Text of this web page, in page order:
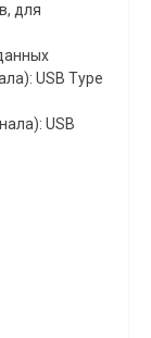
для
USB Type
USB